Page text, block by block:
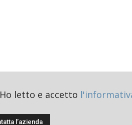
Ho letto e accetto